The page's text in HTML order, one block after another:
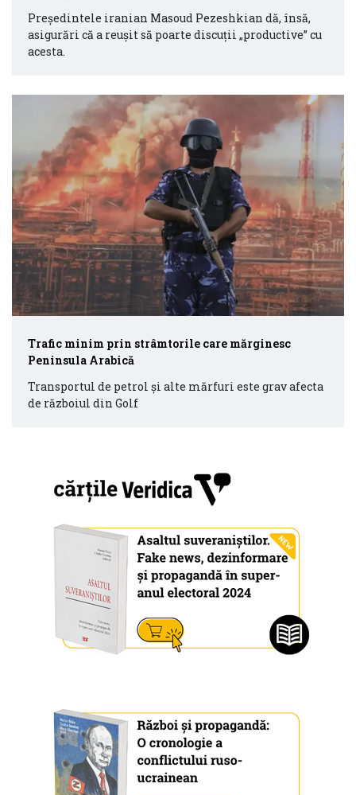
Președintele iranian Masoud Pezeshkian dă, însă,
asigurări că a reușit să poarte discuții „productive” cu
acesta.
Trafic minim prin strâmtorile care mărginesc
Peninsula Arabică
Transportul de petrol şi alte mărfuri este grav afecta
de războiul din Golf